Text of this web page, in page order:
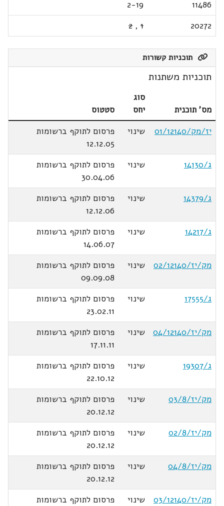
11486
2-19
20272
1
,
2
תוכניות קשורות
תוכניות משתנות
מס' תוכנית
סוג
יחס
סטטוס
יז/מק/01/12140
שינוי
פרסום לתוקף ברשומות
12.12.05
ג/14130
שינוי
פרסום לתוקף ברשומות
30.04.06
ג/14379
שינוי
פרסום לתוקף ברשומות
12.12.06
ג/14217
שינוי
פרסום לתוקף ברשומות
14.06.07
מק/יז/02/12140
שינוי
פרסום לתוקף ברשומות
09.09.08
ג/17555
שינוי
פרסום לתוקף ברשומות
23.02.11
מק/יז/04/12140
שינוי
פרסום לתוקף ברשומות
17.11.11
ג/19307
שינוי
פרסום לתוקף ברשומות
22.10.12
מק/יז/03/8
שינוי
פרסום לתוקף ברשומות
20.12.12
מק/יז/02/8
שינוי
פרסום לתוקף ברשומות
20.12.12
מק/יז/04/8
שינוי
פרסום לתוקף ברשומות
20.12.12
מק/יז/03/12140
שינוי
פרסום לתוקף ברשומות